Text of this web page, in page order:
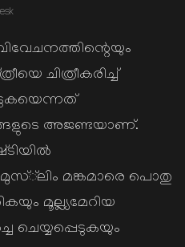
ചിത്രീകരിച്ച്‌
അജണ്ടയാണ്‌.
മങ്കമാരെ പൊതു
മൂല്ല്യമേറിയ
ചെയ്യപ്പെടുകയും